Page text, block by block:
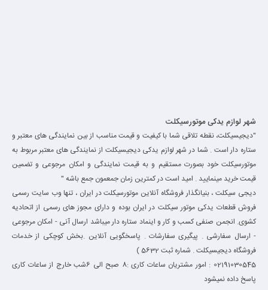
شهر لوازم یدکی موتورسیکلت
"دیجیسیکلت، نقطه تلاقی شما با کیفیت و قیمت مناسب از بین نمایندگی های معتبر و
ستاره دار است . شما در شهر لوازم یدکی دیجیسیکلت از نمایندگی های معتبر مربوط به
موتورسیکلت خود بصورت مستقیم و به قیمت نمایندگی و امکان مرجوعی و تضمین
قیمت خرید مینمایید . امید است در کمترین زمان جمعمون جمع باشه "
دیجی سیکلت ، بنیانگذار فروشگاه آنلاین موتورسیکلت در ایران ، تنها وب سایت رسمی
فروش قطعات یدکی موتور سیکلت در ایران بوده و دارای مجوز های رسمی از اتحادیه
کشوی. انجمن صنفی کسب و کار و اینماد ستاره دار میباشد ارسال آنی - امکان مرجوعی
- ارسال سفارشی . پیگیری سفارشات . پاسخگویی آنلاین .بخش کوچکی از خدمات
فروشگاه دیجیسیکلت . شماره ثبت 5632 )
02191030545 : امور مشتریان ساعات کاری :8 صبح الی 6شب خارج از ساعات کاری
پاسخ داده نمیشود